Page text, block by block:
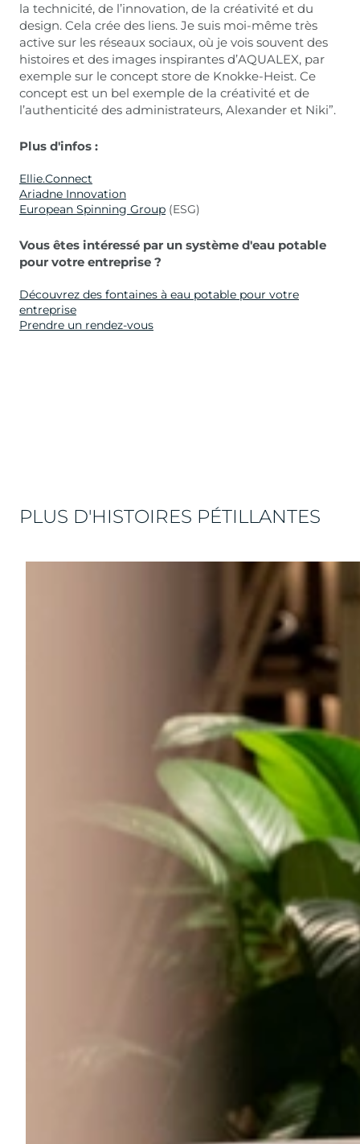
la technicité, de l’innovation, de la créativité et du
design. Cela crée des liens. Je suis moi-même très
active sur les réseaux sociaux, où je vois souvent des
histoires et des images inspirantes d’AQUALEX, par
exemple sur le concept store de Knokke-Heist. Ce
concept est un bel exemple de la créativité et de
l’authenticité des administrateurs, Alexander et Niki”.
Plus d'infos :
Ellie.Connect
Ariadne Innovation
European Spinning Group (ESG)
Vous êtes intéressé par un système d'eau potable
pour votre entreprise ?
Découvrez des fontaines à eau potable pour votre
entreprise
Prendre un rendez-vous
PLUS D'HISTOIRES PÉTILLANTES